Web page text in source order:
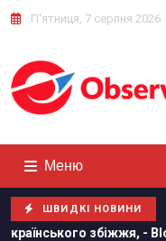
П'ятниця, 7 серпня 2026
Меню
ШВИДКІ НОВИНИ
Росія